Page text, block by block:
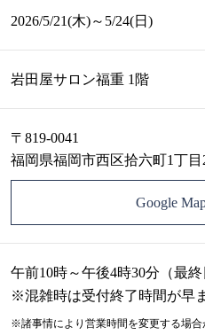
2026/5/21(木)～5/24(日)
岩田屋サロン福重 1階
〒819-0041
福岡県福岡市西区拾六町1丁目
Google
午前10時～午後4時30分（最
※混雑時は受付終了時間が早
※諸事情により営業時間を変更する場合